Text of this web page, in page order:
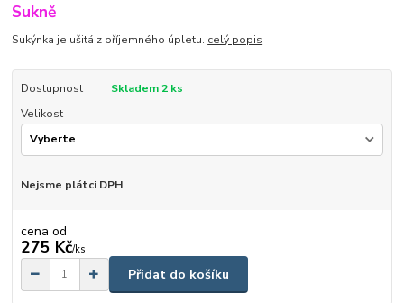
Sukně
Sukýnka je ušitá z příjemného úpletu. celý popis
Dostupnost
Skladem 2 ks
Velikost
Nejsme plátci DPH
cena od
275 Kč/ks
Přidat do košíku